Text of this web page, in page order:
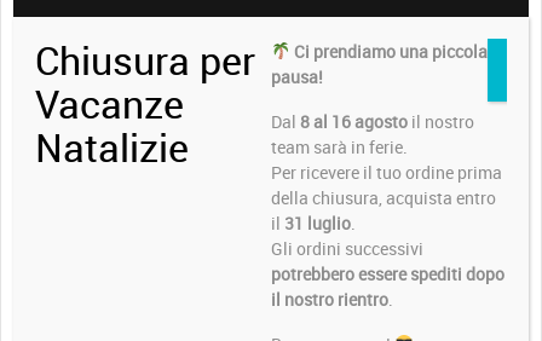
Chiusura per
Vacanze
Natalizie
Ci prendiamo una piccola
pausa!
Dal 8 al 16 agosto il nostro
team sarà in ferie.
Per ricevere il tuo ordine prima
della chiusura, acquista entro
il 31 luglio
Gli ordini successivi
potrebbero essere spediti dopo
il nostro rientro